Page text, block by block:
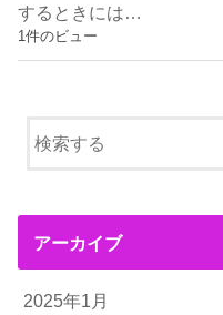
するときには…
1件のビュー
アーカイブ
2025年1月